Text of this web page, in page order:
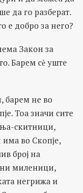
да го разберат.
е добро за него?
Закон за
Барем сѐ уште
барем не во
Тоа значи сите
скитници,
во Скопје,
број на
миленици,
негрижа и